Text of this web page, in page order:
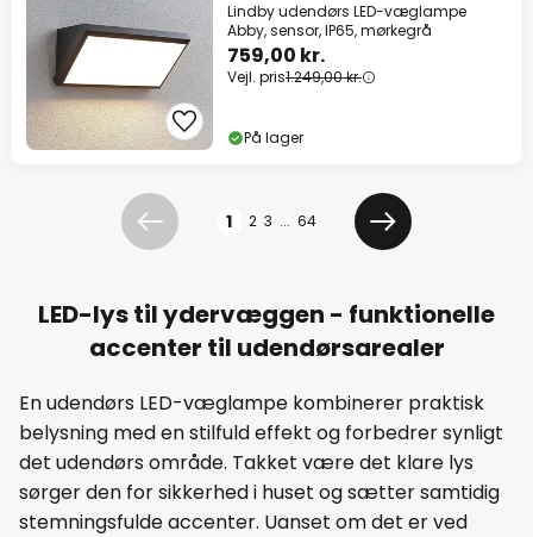
Lindby udendørs LED-væglampe
Abby, sensor, IP65, mørkegrå
759,00 kr.
Vejl. pris1.249,00 kr.
På lager
Forrige 1 2 3 ... 64
Næste
LED-lys til ydervæggen - funktionelle
accenter til udendørsarealer
En udendørs LED-væglampe kombinerer praktisk
belysning med en stilfuld effekt og forbedrer synligt
det udendørs område. Takket være det klare lys
sørger den for sikkerhed i huset og sætter samtidig
stemningsfulde accenter. Uanset om det er ved